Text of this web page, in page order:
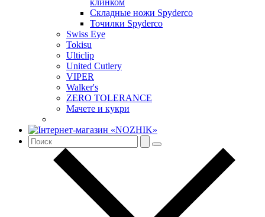
Складные ножи Spyderco
Точилки Spyderco
Swiss Eye
Tokisu
Ulticlip
United Cutlery
VIPER
Walker's
ZERO TOLERANCE
Мачете и кукри